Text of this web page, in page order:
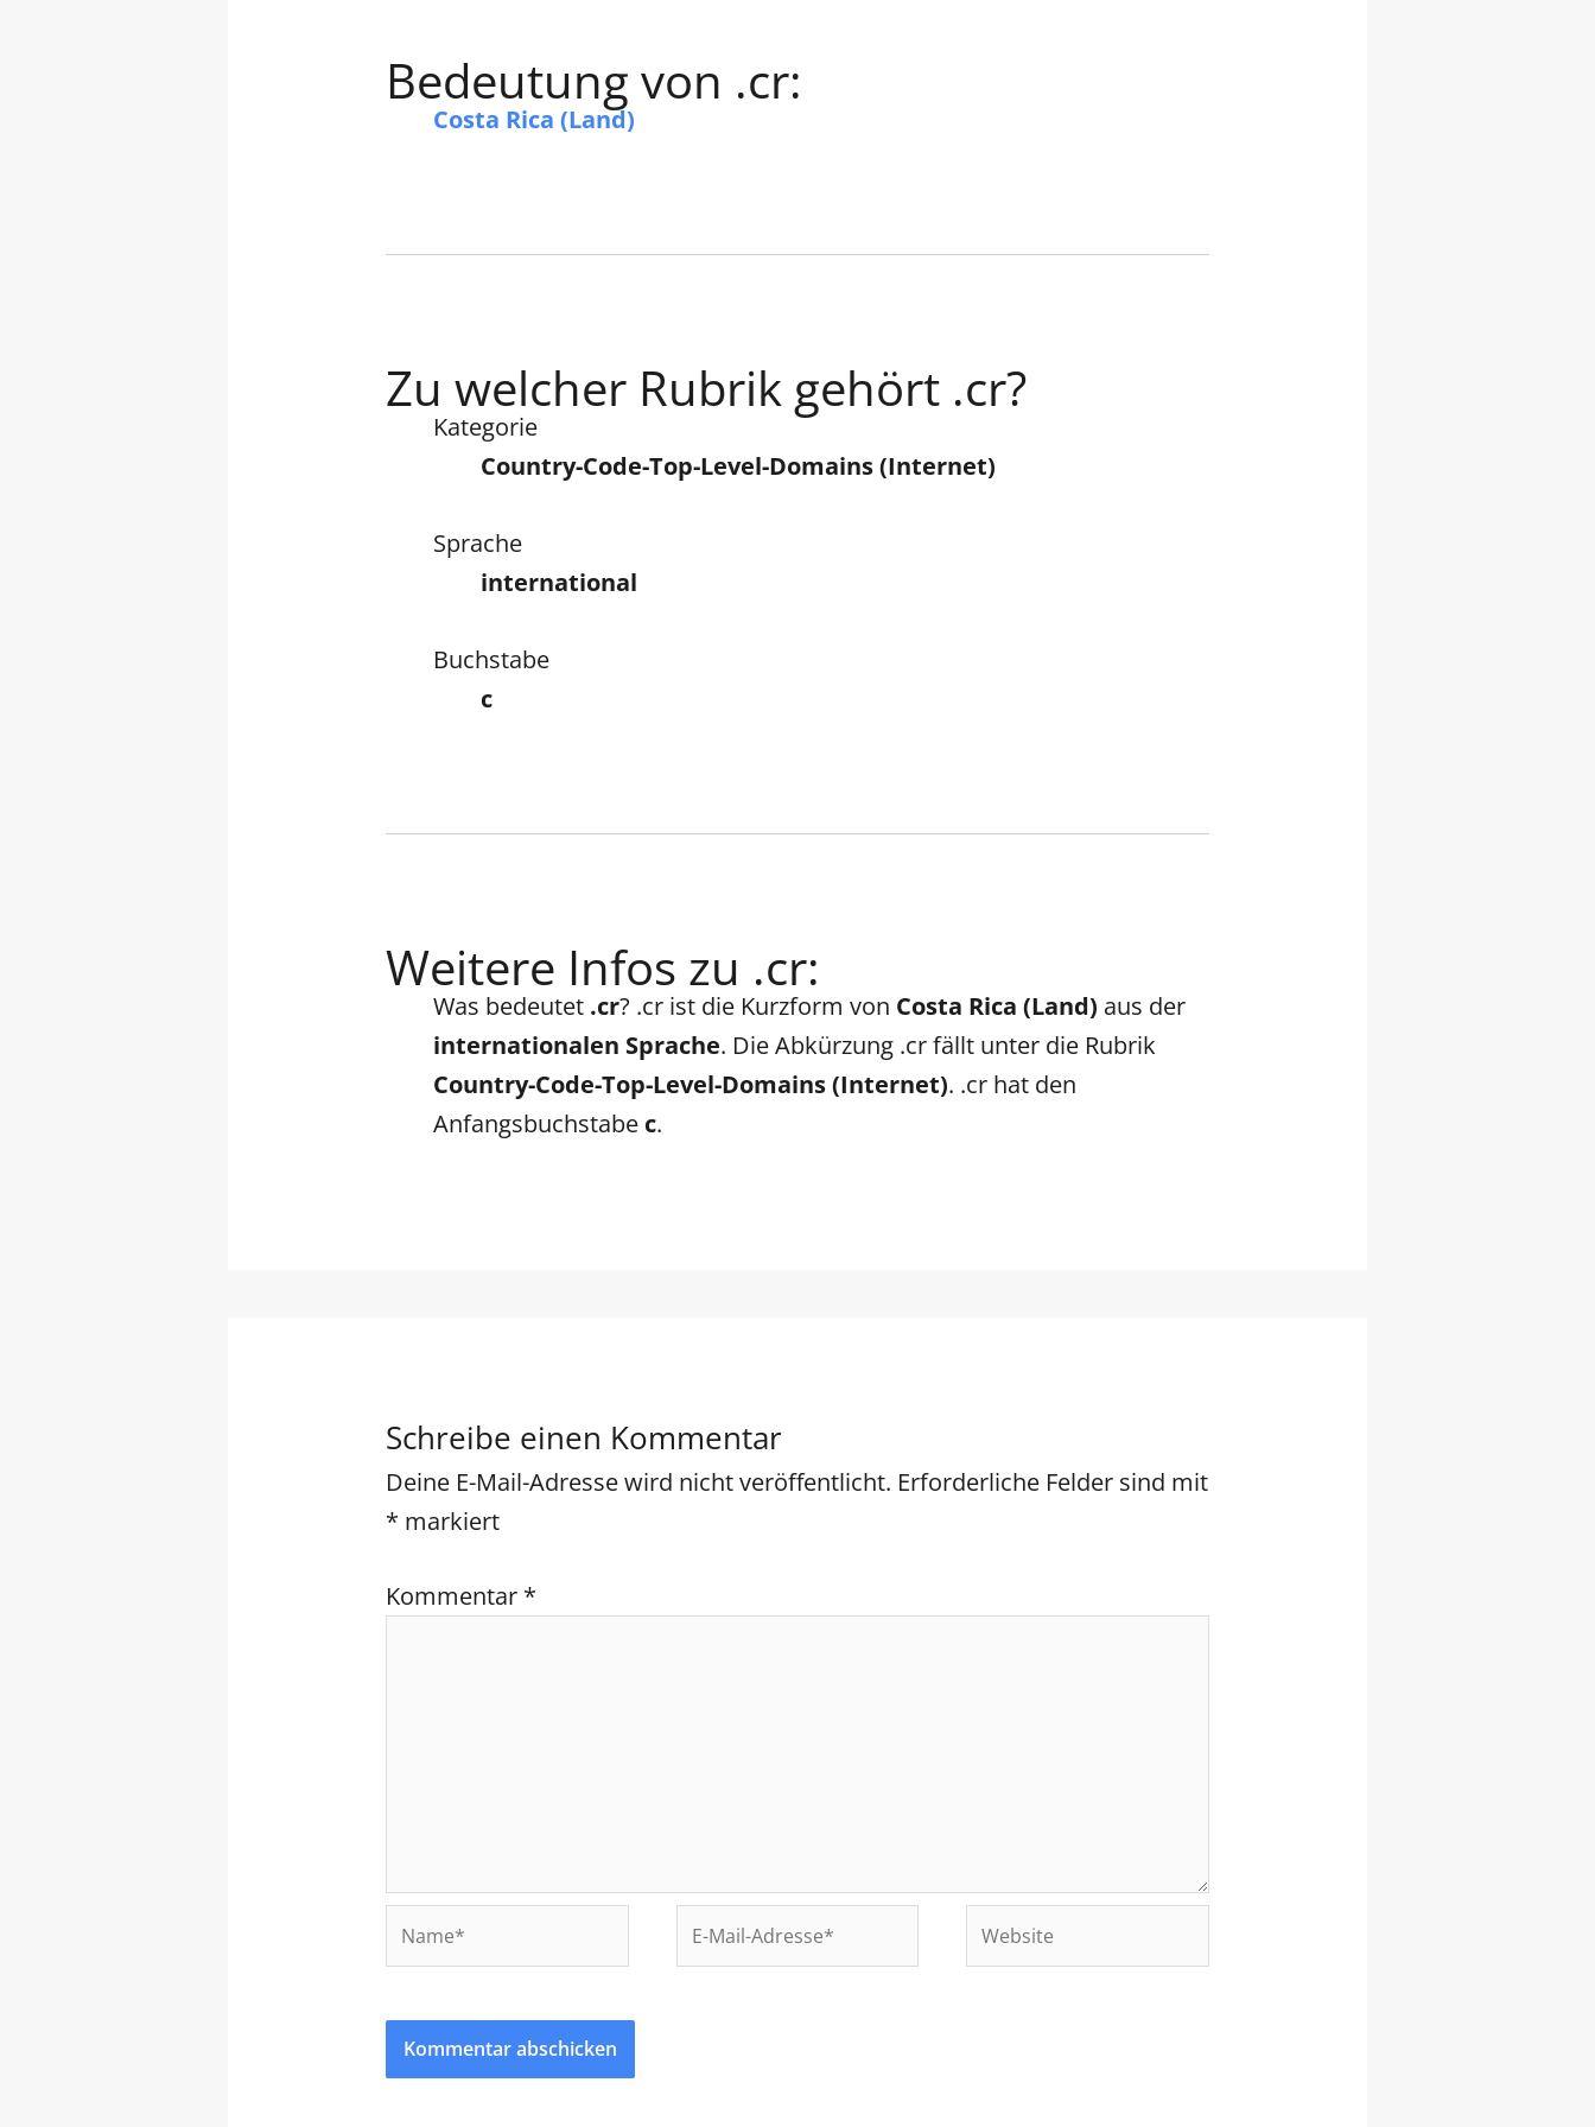
Bedeutung von .cr:
Costa Rica (Land)
Zu welcher Rubrik gehört .cr?
Kategorie
Country-Code-Top-Level-Domains (Internet)
Sprache
international
Buchstabe
c
Weitere Infos zu .cr:
Was bedeutet .cr? .cr ist die Kurzform von Costa Rica (Land) aus der
internationalen Sprache. Die Abkürzung .cr fällt unter die Rubrik
Country-Code-Top-Level-Domains (Internet). .cr hat den
Anfangsbuchstabe c.
Schreibe einen Kommentar
Deine E-Mail-Adresse wird nicht veröffentlicht. Erforderliche Felder sind mit
* markiert
Kommentar *
Name*
E-
Mail-
Website